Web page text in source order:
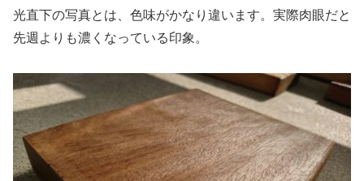
光直下の写真とは、色味がかなり違います。実際肉眼だと
先週よりも濃くなっている印象。